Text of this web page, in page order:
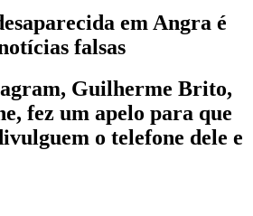
em Angra é
falsas
Guilherme Brito,
fez um apelo para que
o telefone dele e